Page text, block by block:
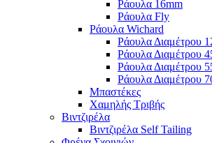
Ράουλα 16mm
Ράουλα Fly
Ράουλα Wichard
Ράουλα Διαμέτρου
Ράουλα Διαμέτρου
Ράουλα Διαμέτρου
Ράουλα Διαμέτρου
Μπαστέκες
Χαμηλής Τριβής
Βιντζιρέλα
Βιντζιρέλα Self Tailing